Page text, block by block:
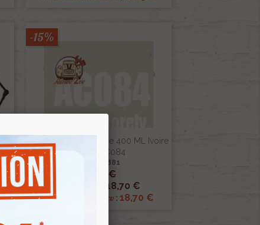
Atomiseur De Peinture 400 ML Ivoire
Borely AC084
Ref :003881
22,00 €
18,70 €
Prix club Renov 2cv: 18,70 €
-15%
Aperçu rapide